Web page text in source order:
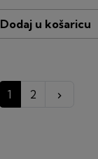
Dodaj u košaricu
1 2 keyboard_arrow_right